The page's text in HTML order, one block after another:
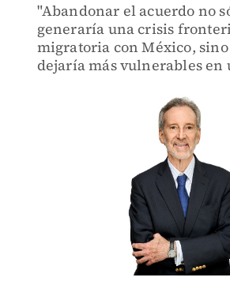
"Abandonar el acuerdo no
generaría una crisis
migratoria con México, sino
dejaría más vulnerables en